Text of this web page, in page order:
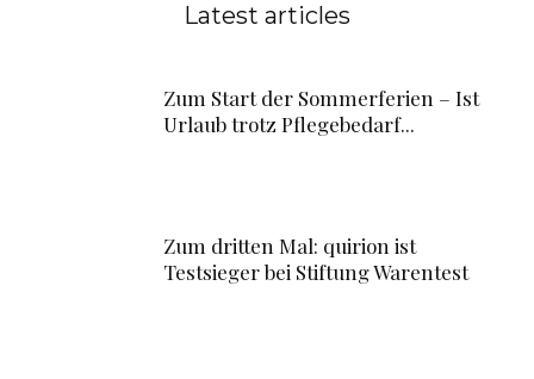
Latest articles
Zum Start der Sommerferien – Ist
Urlaub trotz Pflegebedarf...
Zum dritten Mal: quirion ist
Testsieger bei Stiftung Warentest